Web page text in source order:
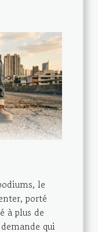
le
porté
à plus de
qui